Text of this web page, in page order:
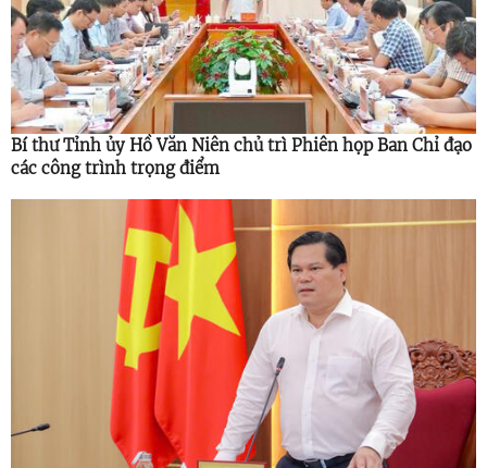
Bí thư Tỉnh ủy Hồ Văn Niên chủ trì Phiên họp Ban Chỉ đạo
các công trình trọng điểm